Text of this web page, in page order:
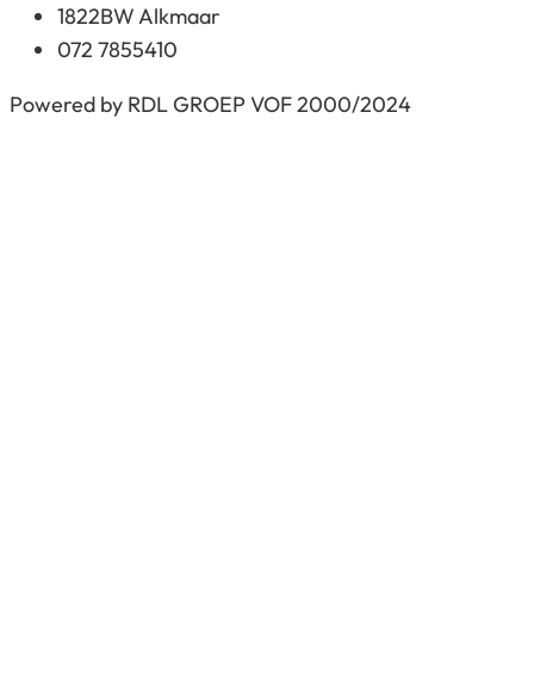
1822BW Alkmaar
072 7855410
Powered by RDL GROEP VOF 2000/2024